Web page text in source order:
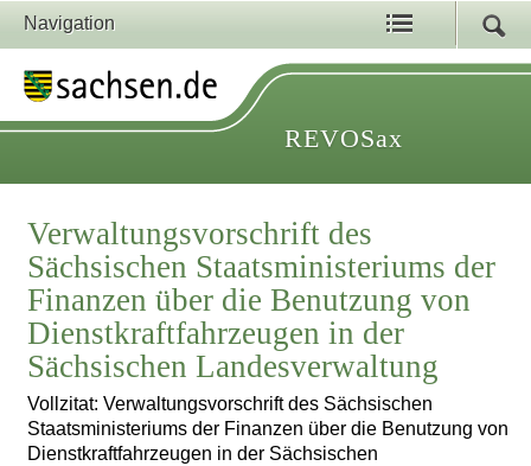
Navigation
REVOSax
Verwaltungsvorschrift des
Sächsischen Staatsministeriums der
Finanzen über die Benutzung von
Dienstkraftfahrzeugen in der
Sächsischen Landesverwaltung
Vollzitat: Verwaltungsvorschrift des Sächsischen
Staatsministeriums der Finanzen über die Benutzung von
Dienstkraftfahrzeugen in der Sächsischen